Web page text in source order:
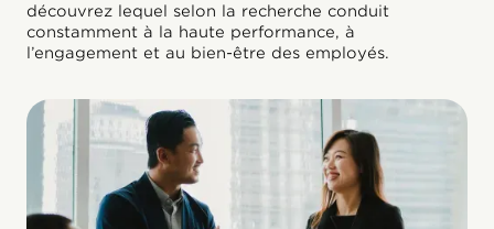
découvrez lequel selon la recherche conduit
constamment à la haute performance, à
l’engagement et au bien-être des employés.